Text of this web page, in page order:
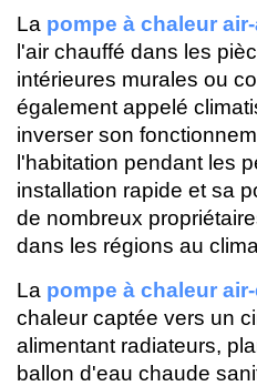
La pompe à chaleur
l'air chauffé dans les
intérieures murales ou
également appelé
inverser son
l'habitation pendant les
installation rapide et sa
de nombreux
dans les régions au
La pompe à chaleur
chaleur captée vers un
alimentant radiateurs,
ballon d'eau chaude